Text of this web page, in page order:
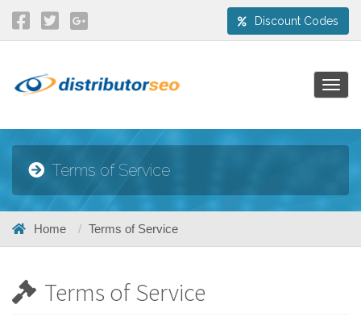
Discount Codes
Terms of Service
Home Terms of Service
Terms of Service